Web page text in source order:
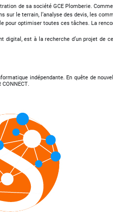
de sa société GCE Plomberie.
le terrain, l’analyse des devis, les
optimiser toutes ces tâches. La
est à la recherche d’un projet de
indépendante. En quête de